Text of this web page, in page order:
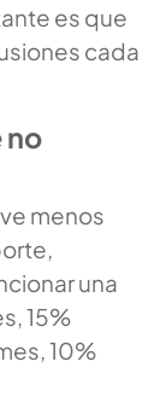
es que
cada
no
menos
una
15%
10%